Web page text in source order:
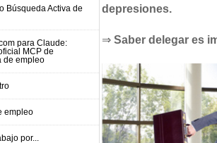
Búsqueda Activa de
para Claude:
MCP de
de empleo
empleo
por...
depresiones.
⇒ Saber delegar es